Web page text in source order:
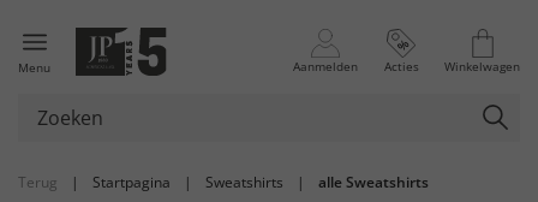
Menu Aanmelden Acties Winkelwagen
Terug | Startpagina | Sweatshirts | alle Sweatshirts